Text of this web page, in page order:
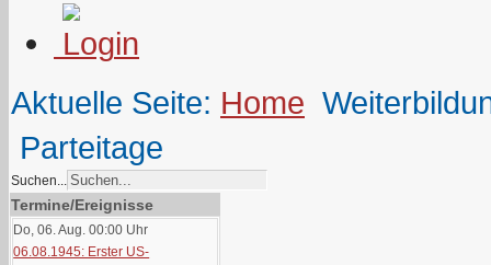
Aktuelle Seite: Home
Parteitage
Suchen...
Termine/Ereignisse
Do, 06. Aug. 00:00 Uhr
06.08.1945: Erster US-